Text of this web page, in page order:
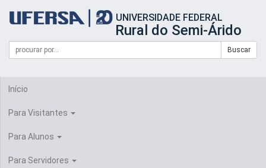
portal
UFERSA
UNIVERSIDADE FEDERAL
Rural do Semi-Árido
Formulário
Busca
Campo
de
Buscar
Início
Para Visitantes
Para Alunos
Para Servidores